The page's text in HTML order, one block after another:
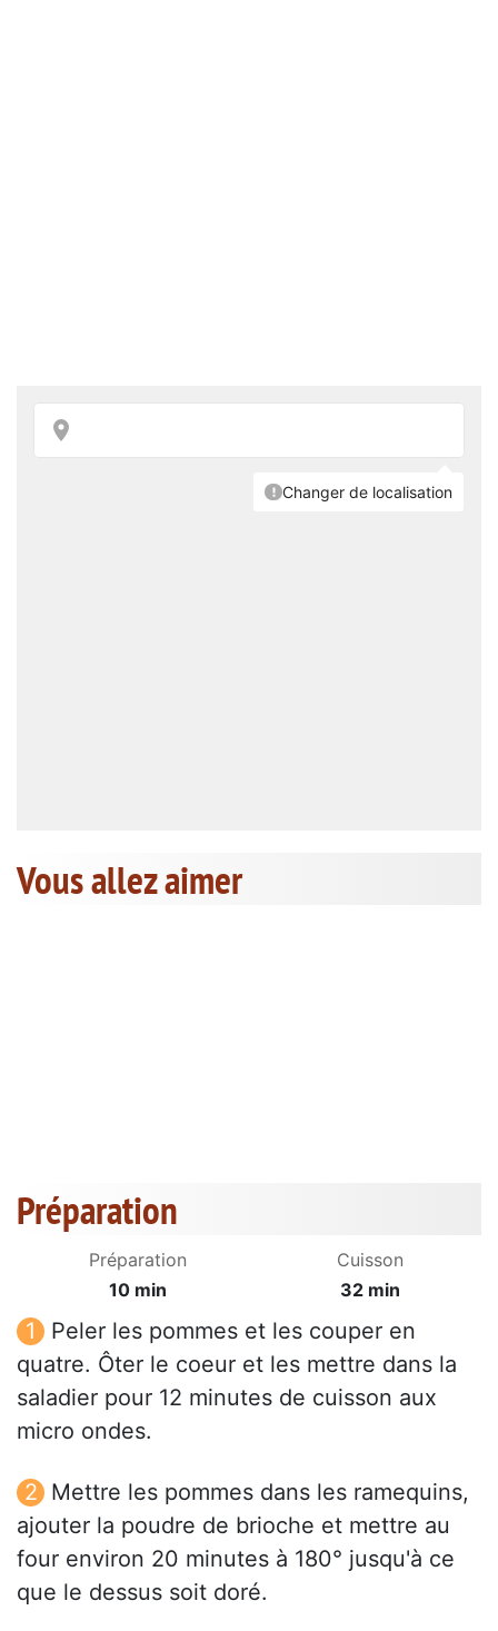
Vous allez aimer
Préparation
Préparation
10 min
Cuisson
32 min
Peler les pommes et les couper en
quatre. Ôter le coeur et les mettre dans la
saladier pour 12 minutes de cuisson aux
micro ondes.
Mettre les pommes dans les ramequins,
ajouter la poudre de brioche et mettre au
four environ 20 minutes à 180° jusqu'à ce
que le dessus soit doré.